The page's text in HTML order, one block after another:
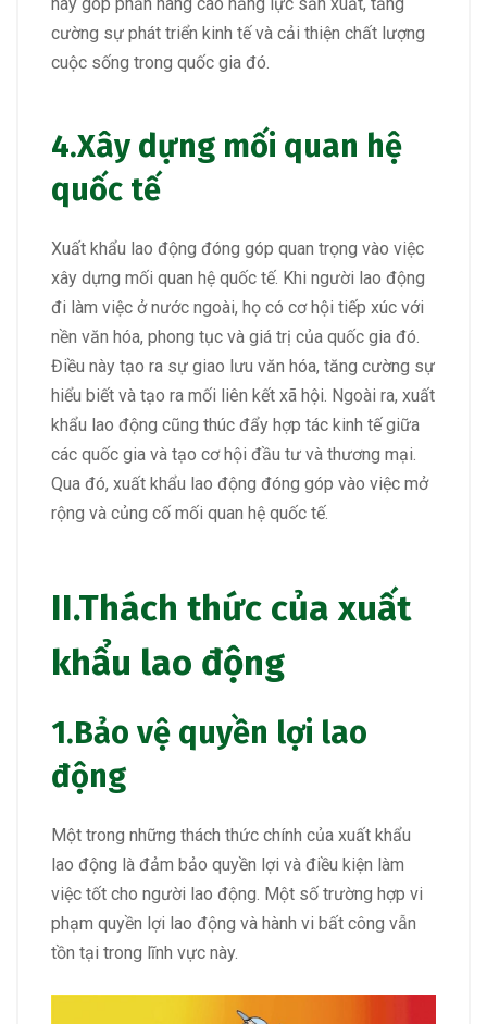
cường sự phát triển kinh tế và cải thiện chất lượng
cuộc sống trong quốc gia đó.
4.Xây dựng mối quan hệ
quốc tế
Xuất khẩu lao động đóng góp quan trọng vào việc
xây dựng mối quan hệ quốc tế. Khi người lao động
đi làm việc ở nước ngoài, họ có cơ hội tiếp xúc với
nền văn hóa, phong tục và giá trị của quốc gia đó.
Điều này tạo ra sự giao lưu văn hóa, tăng cường sự
hiểu biết và tạo ra mối liên kết xã hội. Ngoài ra, xuất
khẩu lao động cũng thúc đẩy hợp tác kinh tế giữa
các quốc gia và tạo cơ hội đầu tư và thương mại.
Qua đó, xuất khẩu lao động đóng góp vào việc mở
rộng và củng cố mối quan hệ quốc tế.
II.Thách thức của xuất
khẩu lao động
1.Bảo vệ quyền lợi lao
động
Một trong những thách thức chính của xuất khẩu
lao động là đảm bảo quyền lợi và điều kiện làm
việc tốt cho người lao động. Một số trường hợp vi
phạm quyền lợi lao động và hành vi bất công vẫn
tồn tại trong lĩnh vực này.